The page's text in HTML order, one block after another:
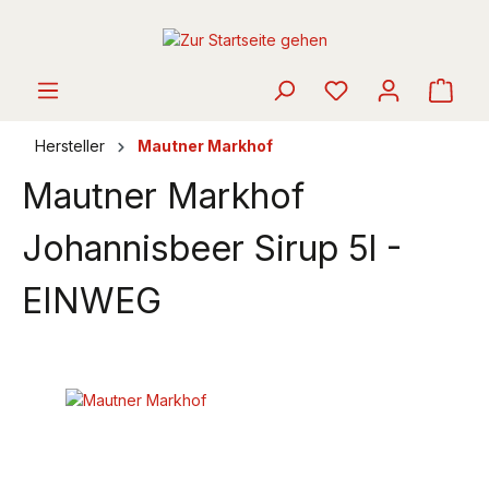
Hersteller Mautner Markhof
Mautner Markhof
Johannisbeer Sirup 5l -
EINWEG